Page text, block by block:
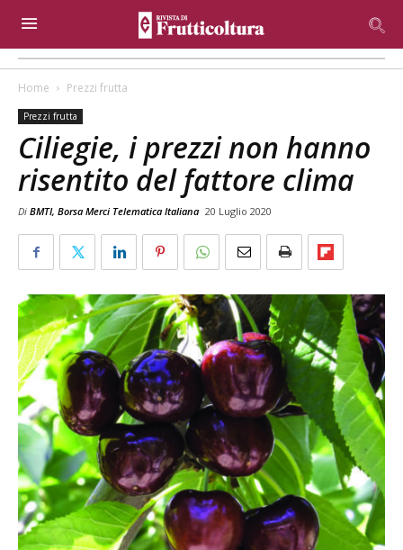
Home Prezzi frutta
Prezzi frutta
Ciliegie, i prezzi non hanno
risentito del fattore clima
Di BMTI, Borsa Merci Telematica Italiana 20 Luglio 2020